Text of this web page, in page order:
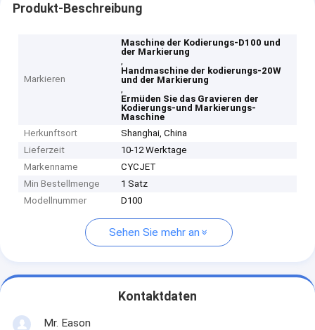
Produkt-Beschreibung
Markieren
Maschine der Kodierungs-D100 und
der Markierung
,
Handmaschine der kodierungs-20W
und der Markierung
,
Ermüden Sie das Gravieren der
Kodierungs-und Markierungs-
Maschine
Herkunftsort
Shanghai, China
Lieferzeit
10-12 Werktage
Markenname
CYCJET
Min Bestellmenge
1 Satz
Modellnummer
D100
Sehen Sie mehr an
Kontaktdaten
Mr. Eason